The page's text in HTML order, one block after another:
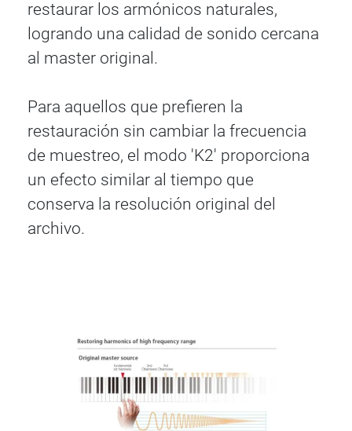
restaurar los armónicos naturales,
logrando una calidad de sonido cercana
al master original.
Para aquellos que prefieren la
restauración sin cambiar la frecuencia
de muestreo, el modo 'K2' proporciona
un efecto similar al tiempo que
conserva la resolución original del
archivo.